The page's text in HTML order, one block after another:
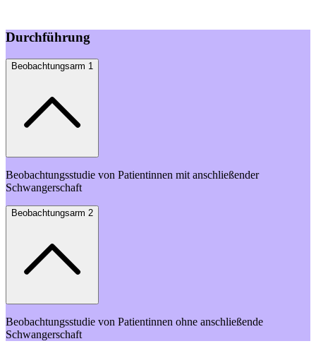
Durchführung
Beobachtungsarm 1
Beobachtungsstudie von Patientinnen mit anschließender
Schwangerschaft
Beobachtungsarm 2
Beobachtungsstudie von Patientinnen ohne anschließende
Schwangerschaft